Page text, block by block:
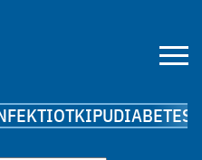
KIPUDIABETES